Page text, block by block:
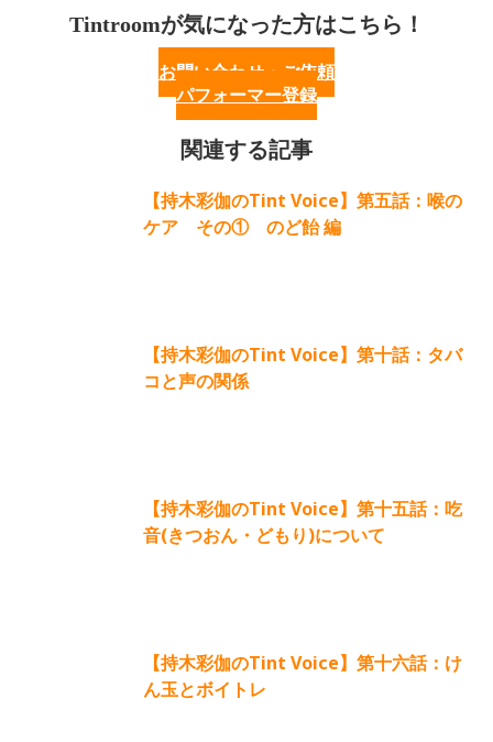
Tintroomが気になった方はこちら！
お問い合わせ・ご依頼
パフォーマー登録
関連する記事
【持木彩伽のTint Voice】第五話：喉の
ケア その① のど飴 編
【持木彩伽のTint Voice】第十話：タバ
コと声の関係
【持木彩伽のTint Voice】第十五話：吃
音(きつおん・どもり)について
【持木彩伽のTint Voice】第十六話：け
ん玉とボイトレ